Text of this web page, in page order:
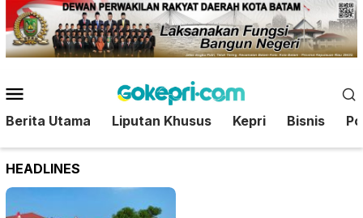
Loncat
ke
konten
Mobile
Berita Utama Liputan Khusus Kepri Bisnis
HEADLINES